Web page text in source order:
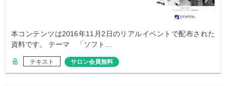
本コンテンツは2016年11月2日のリアルイベントで配布された
資料です。 テーマ 「ソフト…
テキスト サロン会員無料